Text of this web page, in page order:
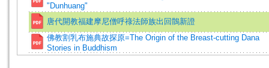
"Dunhuang"
唐代開教福建摩尼僧呼祿法師族出回鶻新證
佛教割乳布施典故探原=The Origin of the Breast-cutting Dana
Stories in Buddhism